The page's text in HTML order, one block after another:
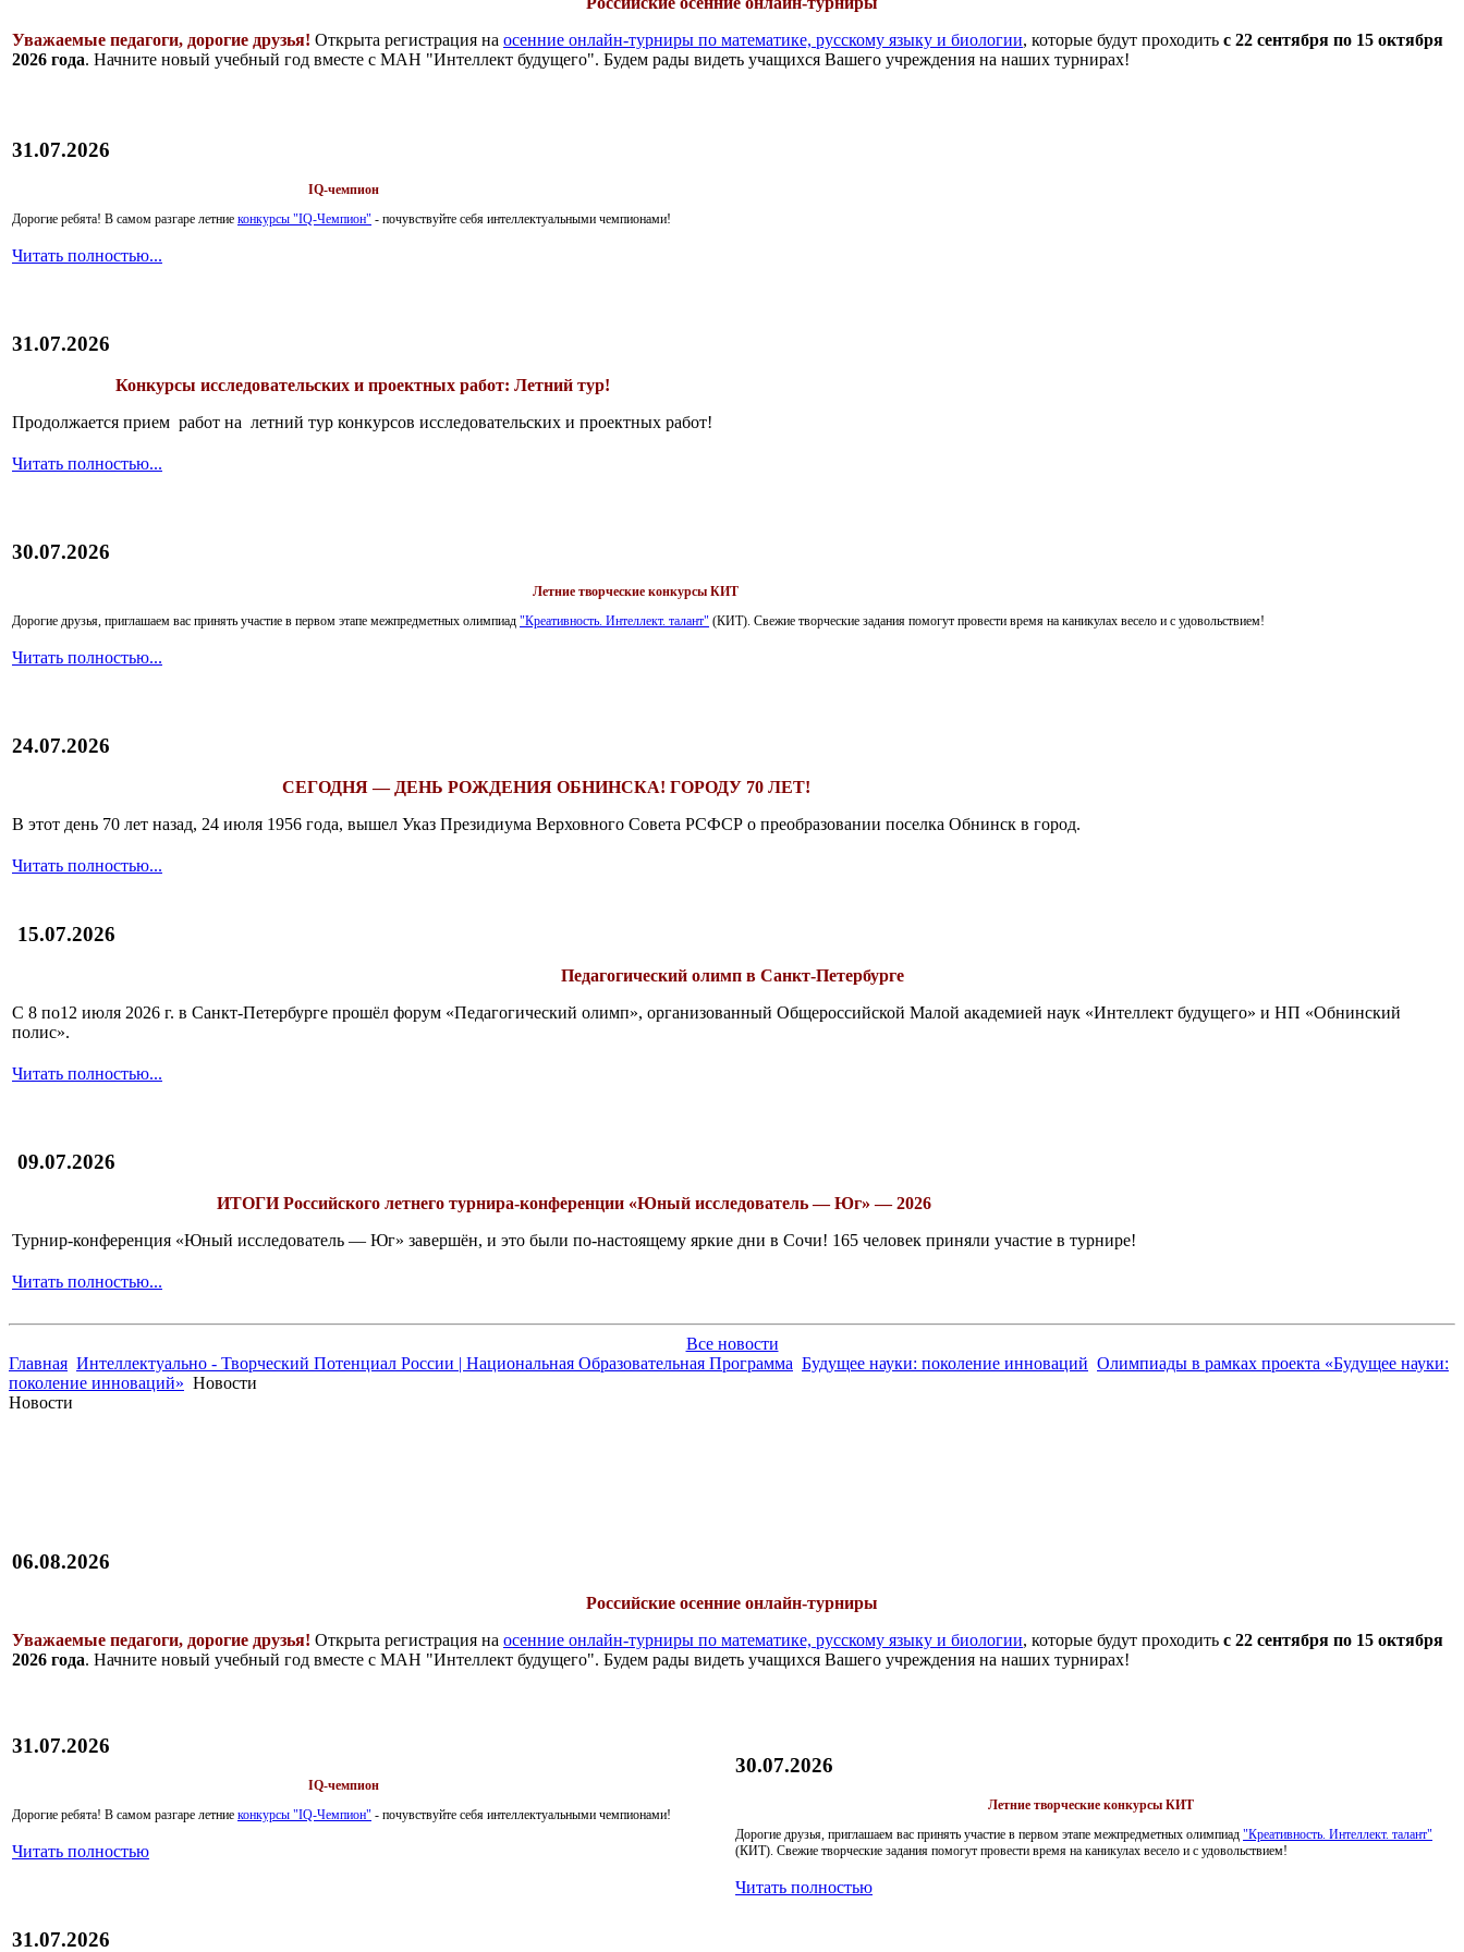
Уважаемые педагоги, дорогие друзья! Открыта регистрация на осенние онлайн-турниры по математике, русскому языку и биологии, которые будут проходить с 22 сентября по 15 октября
2026 года. Начните новый учебный год вместе с МАН "Интеллект будущего". Будем рады видеть учащихся Вашего учреждения на наших турнирах!
31.07.2026
IQ-чемпион
Дорогие ребята! В самом разгаре летние конкурсы "IQ-Чемпион" - почувствуйте себя интеллектуальными чемпионами!
Читать полностью...
31.07.2026
Конкурсы исследовательских и проектных работ: Летний тур!
Продолжается прием работ на летний тур конкурсов исследовательских и проектных работ!
Читать полностью...
30.07.2026
Летние творческие конкурсы КИТ
Дорогие друзья, приглашаем вас принять участие в первом этапе межпредметных олимпиад "Креативность. Интеллект. талант" (КИТ). Свежие творческие задания помогут провести время на каникулах весело и с удовольствием!
Читать полностью...
24.07.2026
СЕГОДНЯ — ДЕНЬ РОЖДЕНИЯ ОБНИНСКА! ГОРОДУ 70 ЛЕТ!
В этот день 70 лет назад, 24 июля 1956 года, вышел Указ Президиума Верховного Совета РСФСР о преобразовании поселка Обнинск в город.
Читать полностью...
15.07.2026
Педагогический олимп в Санкт-Петербурге
С 8 по12 июля 2026 г. в Санкт-Петербурге прошёл форум «Педагогический олимп», организованный Общероссийской Малой академией наук «Интеллект будущего» и НП «Обнинский
полис».
Читать полностью...
09.07.2026
ИТОГИРоссийского летнего турнира-конференции «Юный исследователь — Юг» — 2026
Турнир-конференция «Юный исследователь — Юг» завершён, и это были по-настоящему яркие дни в Сочи! 165 человек приняли участие в турнире!
Читать полностью...
Все новости
Главная Интеллектуально - Творческий Потенциал России | Национальная Образовательная Программа Будущее науки: поколение инноваций Олимпиады в рамках проекта «Будущее науки:
поколение инноваций» Новости
Новости
06.08.2026
Российские осенние онлайн-турниры
Уважаемые педагоги, дорогие друзья! Открыта регистрация на осенние онлайн-турниры по математике, русскому языку и биологии, которые будут проходить с 22 сентября по 15 октября
2026 года. Начните новый учебный год вместе с МАН "Интеллект будущего". Будем рады видеть учащихся Вашего учреждения на наших турнирах!
31.07.2026
IQ-чемпион
Дорогие ребята! В самом разгаре летние конкурсы "IQ-Чемпион" - почувствуйте себя интеллектуальными чемпионами!
Читать полностью
31.07.2026
30.07.2026
Летние творческие конкурсы КИТ
Дорогие друзья, приглашаем вас принять участие в первом этапе межпредметных олимпиад "Креативность. Интеллект. талант"
(КИТ). Свежие творческие задания помогут провести время на каникулах весело и с удовольствием!
Читать полностью